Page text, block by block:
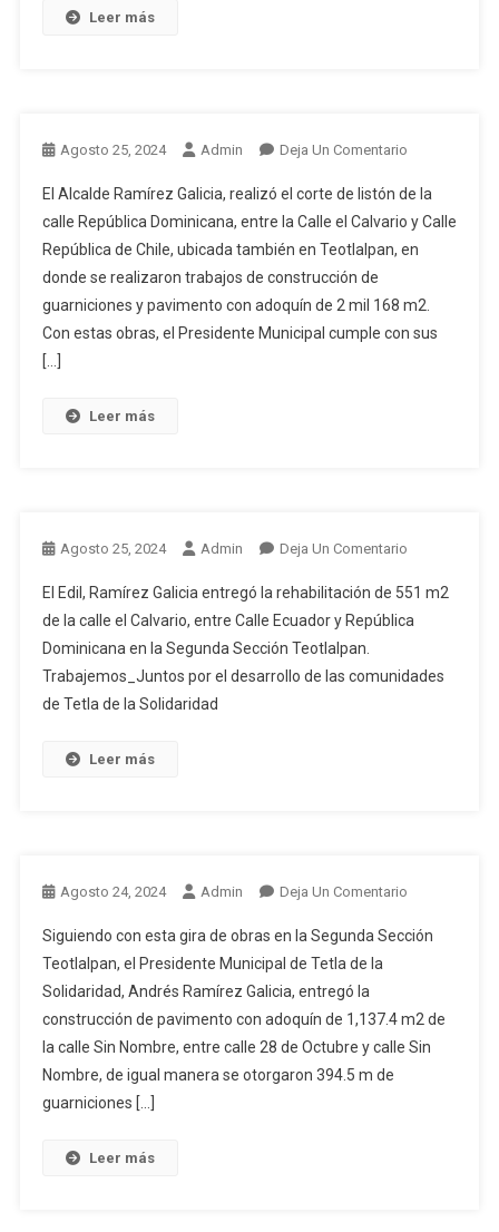
Leer más
Agosto 25, 2024 Admin Deja Un ComentarioEn
El Alcalde Ramírez Galicia, realizó el corte de listón de la
calle República Dominicana, entre la Calle el Calvario y Calle
República de Chile, ubicada también en Teotlalpan, en
donde se realizaron trabajos de construcción de
guarniciones y pavimento con adoquín de 2 mil 168 m2.
Con estas obras, el Presidente Municipal cumple con sus
[…]
Leer más
Agosto 25, 2024 Admin Deja Un Comentario
El Edil, Ramírez Galicia entregó la rehabilitación de 551 m2
de la calle el Calvario, entre Calle Ecuador y República
Dominicana en la Segunda Sección Teotlalpan.
Trabajemos_Juntos por el desarrollo de las comunidades
de Tetla de la Solidaridad
Leer más
Agosto 24, 2024 Admin Deja Un Comentario
Siguiendo con esta gira de obras en la Segunda Sección
Teotlalpan, el Presidente Municipal de Tetla de la
Solidaridad, Andrés Ramírez Galicia, entregó la
construcción de pavimento con adoquín de 1,137.4 m2 de
la calle Sin Nombre, entre calle 28 de Octubre y calle Sin
Nombre, de igual manera se otorgaron 394.5 m de
guarniciones […]
Leer más